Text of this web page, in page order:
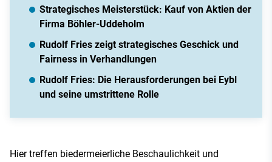
Strategisches Meisterstück: Kauf von Aktien der
Firma Böhler-Uddeholm
Rudolf Fries zeigt strategisches Geschick und
Fairness in Verhandlungen
Rudolf Fries: Die Herausforderungen bei Eybl
und seine umstrittene Rolle
Hier treffen biedermeierliche Beschaulichkeit und